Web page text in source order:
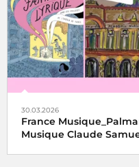
30.03.2026
France
Musique Claude